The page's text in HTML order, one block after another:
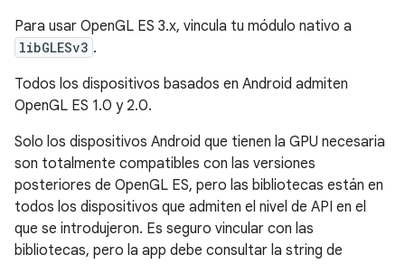
Para usar OpenGL ES 3.x, vincula tu módulo nativo a
libGLESv3 .
Todos los dispositivos basados en Android admiten
OpenGL ES 1.0 y 2.0.
Solo los dispositivos Android que tienen la GPU necesaria
son totalmente compatibles con las versiones
posteriores de OpenGL ES, pero las bibliotecas están en
todos los dispositivos que admiten el nivel de API en el
que se introdujeron. Es seguro vincular con las
bibliotecas, pero la app debe consultar la string de